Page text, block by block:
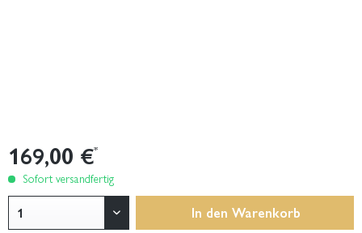
169,00 €*
Sofort versandfertig
In den Warenkorb